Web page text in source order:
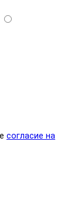
согласие на